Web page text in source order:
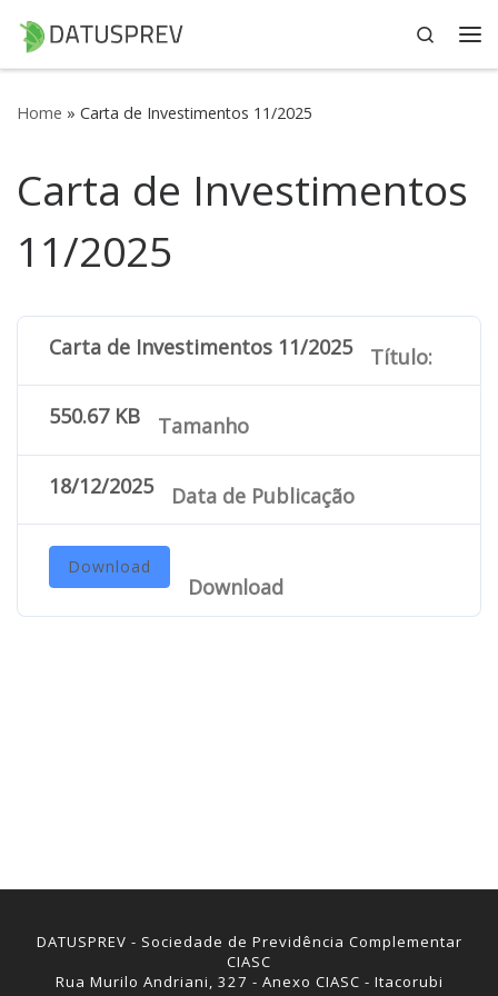
Skip to content
Search
Home » Carta de Investimentos 11/2025
Carta de Investimentos
11/2025
Carta de Investimentos 11/2025 Título:
550.67 KB Tamanho
18/12/2025 Data de Publicação
Download
Download
DATUSPREV - Sociedade de Previdência Complementar
CIASC
Rua Murilo Andriani, 327 - Anexo CIASC - Itacorubi